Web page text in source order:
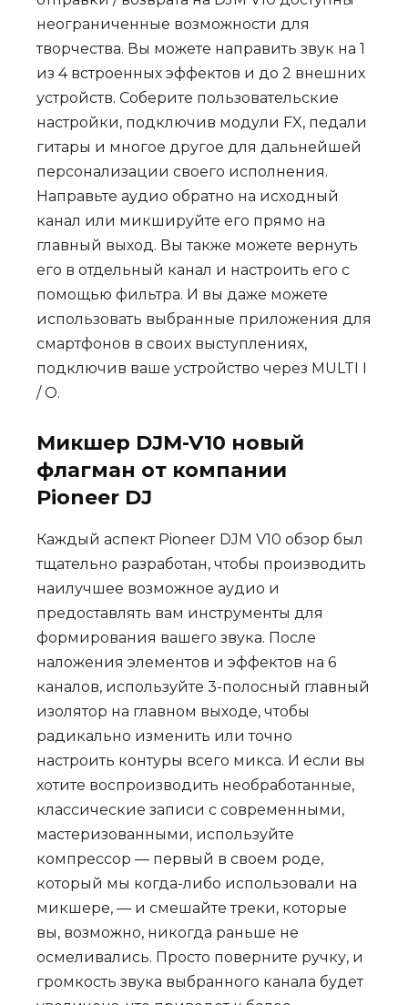
неограниченные возможности для
творчества. Вы можете направить звук на 1
из 4 встроенных эффектов и до 2 внешних
устройств. Соберите пользовательские
настройки, подключив модули FX, педали
гитары и многое другое для дальнейшей
персонализации своего исполнения.
Направьте аудио обратно на исходный
канал или микшируйте его прямо на
главный выход. Вы также можете вернуть
его в отдельный канал и настроить его с
помощью фильтра. И вы даже можете
использовать выбранные приложения для
смартфонов в своих выступлениях,
подключив ваше устройство через MULTI I
/ O.
Микшер DJM-V10 новый
флагман от компании
Pioneer DJ
Каждый аспект Pioneer DJM V10 обзор был
тщательно разработан, чтобы производить
наилучшее возможное аудио и
предоставлять вам инструменты для
формирования вашего звука. После
наложения элементов и эффектов на 6
каналов, используйте 3-полосный главный
изолятор на главном выходе, чтобы
радикально изменить или точно
настроить контуры всего микса. И если вы
хотите воспроизводить необработанные,
классические записи с современными,
мастеризованными, используйте
компрессор — первый в своем роде,
который мы когда-либо использовали на
микшере, — и смешайте треки, которые
вы, возможно, никогда раньше не
осмеливались. Просто поверните ручку, и
громкость звука выбранного канала будет